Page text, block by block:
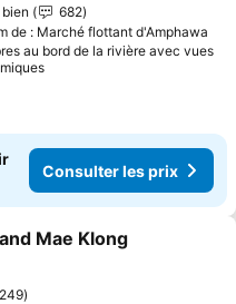
682
de : Marché flottant d'Amphawa
au bord de la rivière avec vues
Consulter les prix
à mes favoris
Mae Klong
les prix
249